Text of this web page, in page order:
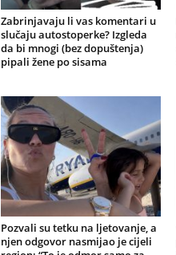
Zabrinjavaju li vas komentari u
slučaju autostoperke? Izgleda
da bi mnogi (bez dopuštenja)
pipali žene po sisama
Pozvali su tetku na ljetovanje, a
njen odgovor nasmijao je cijeli